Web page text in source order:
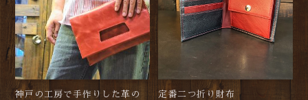
神戸の工房で手作りした革の
定番二つ折り財布